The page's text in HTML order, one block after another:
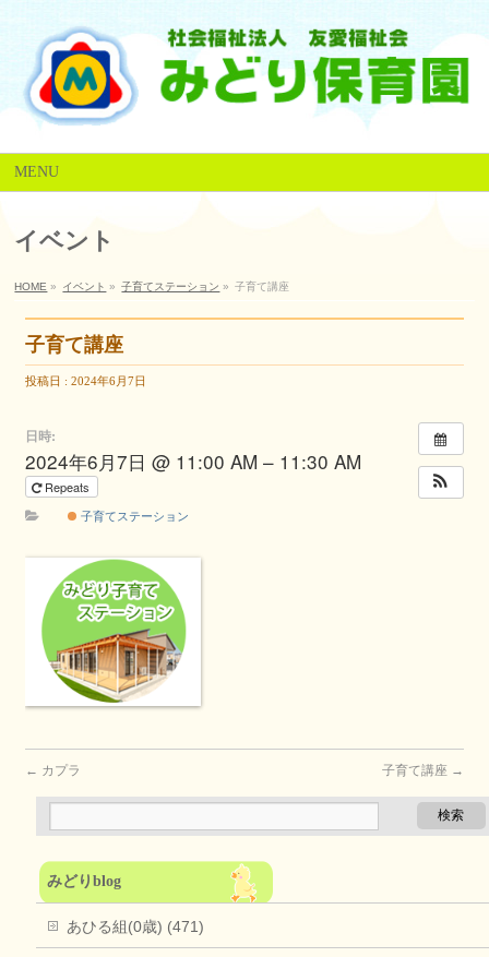
MENU
イベント
HOME » イベント » 子育てステーション » 子育て講座
子育て講座
投稿日 : 2024年6月7日
日時:
2024年6月7日 @ 11:00 AM – 11:30 AM
Repeats
子育てステーション
← カプラ 子育て講座 →
みどりblog
あひる組(0歳) (471)